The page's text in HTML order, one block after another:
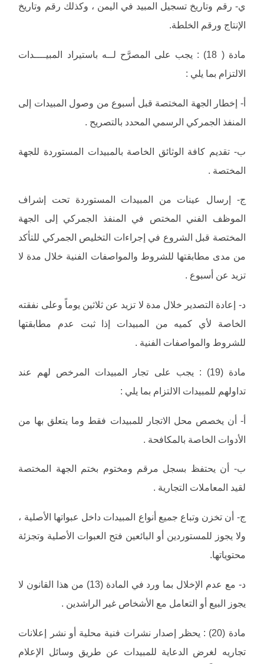
‌ي- رقم وتاريخ تسجيل المبيد في اليمن ، وكذلك رقم وتاريخ
الإنتاج ورقم الخلطة.
مادة ( 18) : يجب على المصرَّح لــه باستيراد المبيــــدات
الالتزام بما يلي :
‌أ- إخطار الجهة المختصة قبل أسبوع من وصول المبيدات إلى
المنفذ الجمركي الرسمي المحدد بالتصريح .
‌ب- تقديم كافة الوثائق الخاصة بالمبيدات المستوردة للجهة
المختصة .
‌ج- إرسال عينات من المبيدات المستوردة تحت إشراف
الموظف الفني المختص في المنفذ الجمركي إلى الجهة
المختصة قبل الشروع في إجراءات التخليص الجمركي للتأكد
من مدى مطابقتها للشروط والمواصفات الفنية خلال مدة لا
تزيد عن أسبوع .
‌د- إعادة التصدير خلال مدة لا تزيد عن ثلاثين يوماً وعلى نفقته
الخاصة لأي كميه من المبيدات إذا ثبت عدم مطابقتها
للشروط والمواصفات الفنية .
مادة (19) : يجب على تجار المبيدات المرخص لهم عند
تداولهم للمبيدات الالتزام بما يلي :
‌أ- أن يخصص محل الاتجار للمبيدات فقط وما يتعلق بها من
الأدوات الخاصة بالمكافحة .
‌ب- أن يحتفظ بسجل مرقم ومختوم بختم الجهة المختصة
لقيد المعاملات التجارية .
‌ج- أن تخزن وتباع جميع أنواع المبيدات داخل عبواتها الأصلية ،
ولا يجوز للمستوردين أو البائعين فتح العبوات الأصلية وتجزئة
محتوياتها.
‌د- مع عدم الإخلال بما ورد في المادة (13) من هذا القانون لا
يجوز البيع أو التعامل مع الأشخاص غير الراشدين .
مادة (20) : يحظر إصدار نشرات فنية محلية أو نشر إعلانات
تجاريه لغرض الدعاية للمبيدات عن طريق وسائل الإعلام